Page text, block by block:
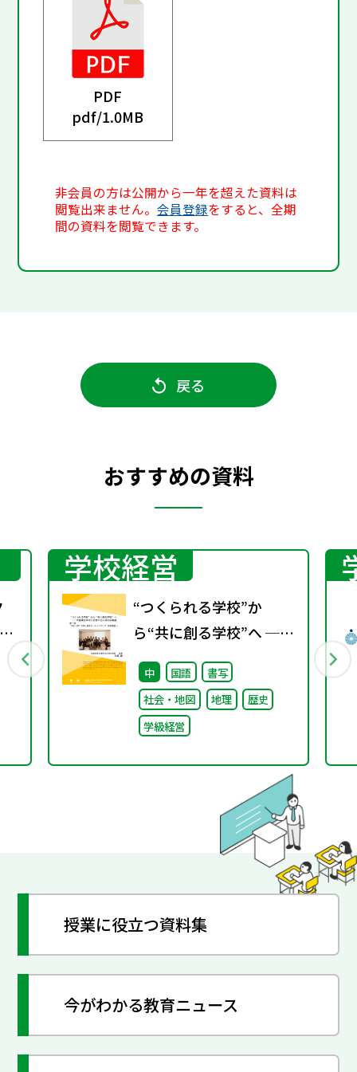
PDF
pdf/1.0MB
非会員の方は公開から一年を超えた資料は
閲覧出来ません。会員登録をすると、全期
間の資料を閲覧できます。
戻る
おすすめの資料
学校経営
“つくられる学校”か
ら“共に創る学校”へ ──
不確実な時代に応答する
小津中の実践 第一回 “当
たり前”を問い直すルー
ルメイキング（校則見直
し）
中 国語
書写
社会・地図
地理
歴史
学級経営
授業に役立つ資料集
今がわかる教育ニュース